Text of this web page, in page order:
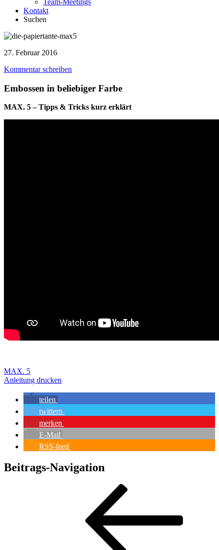
Team-Meetings
Kontakt
Suchen
27. Februar 2016
Kommentar schreiben
Embossen in beliebiger Farbe
MAX. 5 – Tipps & Tricks kurz erklärt
MAX. 5
Anleitung drucken
teilen
twittern
merken
E-Mail
RSS-feed
Beitrags-Navigation